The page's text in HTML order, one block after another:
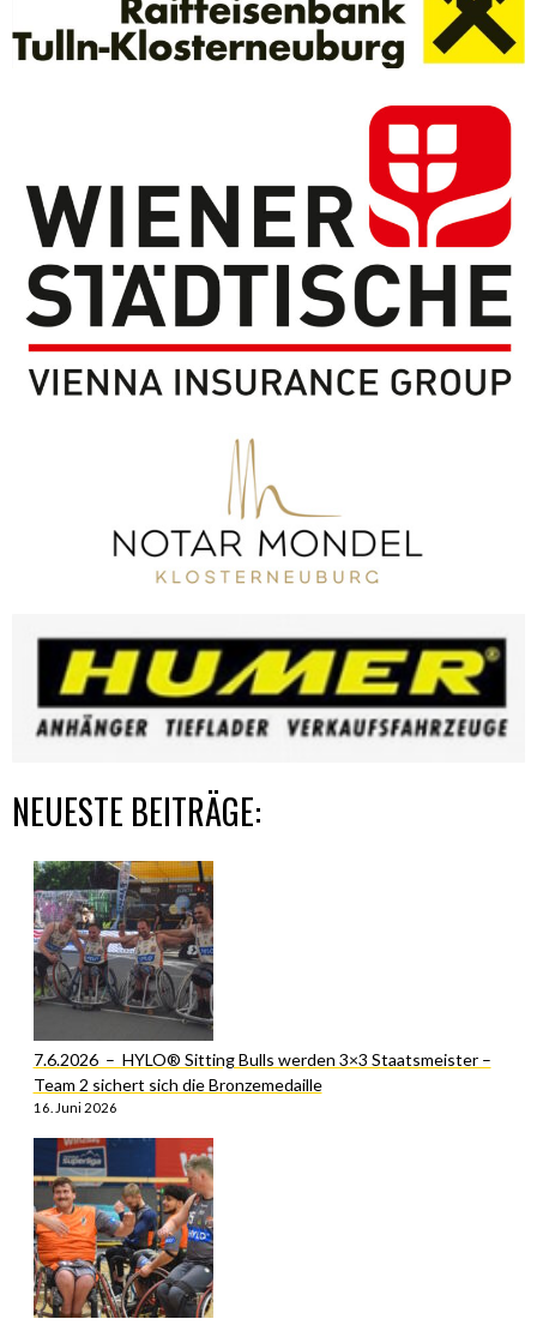
NEUESTE BEITRÄGE:
7.6.2026 – HYLO® Sitting Bulls werden 3×3 Staatsmeister –
Team 2 sichert sich die Bronzemedaille
16. Juni 2026